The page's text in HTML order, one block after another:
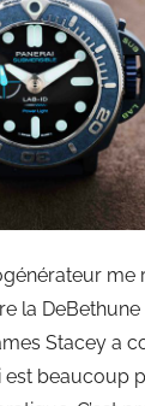
me
la DeBethune
Stacey a
est beaucoup